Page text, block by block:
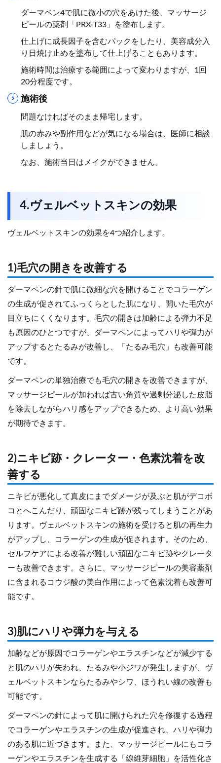
ダーマペン4で肌に微小の穴をあけた後、マッサージ
ピールの薬剤「PRX-T33」を塗布します。
仕上げに成長因子を含むパックをしたり、美容成分入
り日焼け止めを塗布して仕上げることもあります。
施術時間は治療する範囲によって変わりますが、1回
20分程度です。
施術後
問題なければそのまま帰宅します。
肌の赤みや副作用などが気になる場合は、医師に相談
しましょう。
なお、施術当日はメイクができません。
4.ヴェルベットスキンの効果
ヴェルベットスキンの効果を4つ紹介します。
1)毛穴の開きを改善する
ダーマペンの針で肌に微細な穴を開けることでコラーゲン
の生成が促されてふっくらとした肌になり、開いた毛穴が
目立ちにくくなります。毛穴の開きは加齢による弾力不足
も原因のひとつですが、ダーマペンによってハリや弾力が
アップするとたるみが改善し、「たるみ毛穴」も改善可能
です。
ダーマペンの単独治療でも毛穴の開きを改善できますが、
マッサージピールが加われば古い角質や過剰分泌した皮脂
を除去しながらハリ感をアップできるため、より高い効果
が期待できます。
2)ニキビ跡・クレーター・色素沈着を改
善する
ニキビが悪化して真皮にまでダメージが及ぶと肌がデコボ
コとへこんだり、頑固なニキビ跡が残ってしまうことがあ
ります。ヴェルベットスキンの施術を受けると肌の再生力
がアップし、コラーゲンの生成が促されます。そのため、
セルフケアによる改善が難しい頑固なニキビ跡やクレータ
ーも改善できます。さらに、マッサージピールの美容薬剤
に含まれるコウジ酸の美白作用によって色素沈着も改善可
能です。
3)肌にハリや弾力を与える
加齢などが原因でコラーゲンやエラスチンなどが減少する
と肌のハリが失われ、たるみや小ジワが発生しますが、ヴ
ェルベットスキンならたるみやシワ、ほうれい線の改善も
可能です。
ダーマペンの針によって肌に開けられた穴を修復する過程
でコラーゲンやエラスチンの生成が促進され、ハリや弾力
のある肌に近づきます。また、マッサージピールにもコラ
ーゲンやエラスチンを生成する「線維芽細胞」を活性化さ